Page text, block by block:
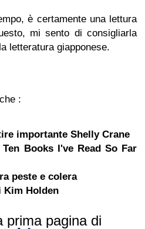
è certamente una lettura
mi sento di consigliarla
letteratura giapponese.
:
importante Shelly Crane
Books I've Read So Far
peste e colera
Kim Holden
prima pagina di